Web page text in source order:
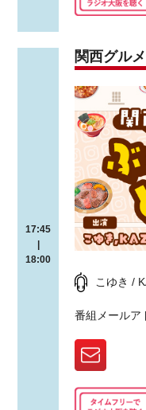
17:45
|
18:00
関西グル
こゆき /
番組メールア